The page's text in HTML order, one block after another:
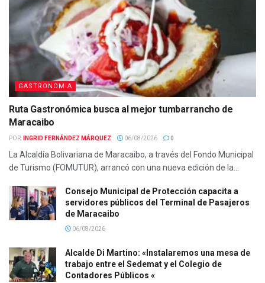
GASTRONOMIA
Ruta Gastronómica busca al mejor tumbarrancho de
Maracaibo
POR: INGRID FERNÁNDEZ MÁRQUEZ 06/08/2026 0
La Alcaldía Bolivariana de Maracaibo, a través del Fondo Municipal
de Turismo (FOMUTUR), arrancó con una nueva edición de la...
Consejo Municipal de Protección capacita a
servidores públicos del Terminal de Pasajeros
de Maracaibo
06/08/2026
Alcalde Di Martino: «Instalaremos una mesa de
trabajo entre el Sedemat y el Colegio de
Contadores Públicos «